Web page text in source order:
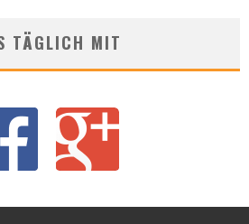
TÄGLICH MIT